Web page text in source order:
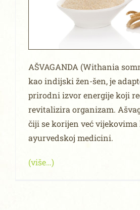
AŠVAGANDA (Withania
kao indijski žen-šen, je
prirodni izvor energije koji
revitalizira organizam.
čiji se korijen već
ayurvedskoj medicini.
(više…)